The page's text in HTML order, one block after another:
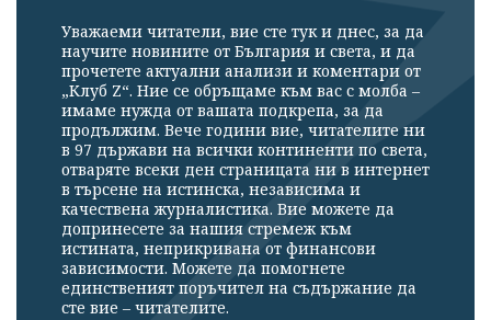
излязохте от
профила си!
Уважаеми читатели, вие сте тук и днес, за да
научите новините от България и света, и да
прочетете актуални анализи и коментари от
„Клуб Z“. Ние се обръщаме към вас с молба –
имаме нужда от вашата подкрепа, за да
продължим. Вече години вие, читателите ни
в 97 държави на всички континенти по света,
отваряте всеки ден страницата ни в интернет
в търсене на истинска, независима и
качествена журналистика. Вие можете да
допринесете за нашия стремеж към
истината, неприкривана от финансови
зависимости. Можете да помогнете
единственият поръчител на съдържание да
сте вие – читателите.